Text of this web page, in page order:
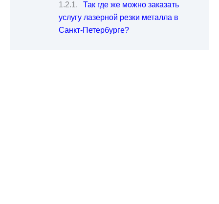
Так где же можно заказать
услугу лазерной резки металла в
Санкт-Петербурге?